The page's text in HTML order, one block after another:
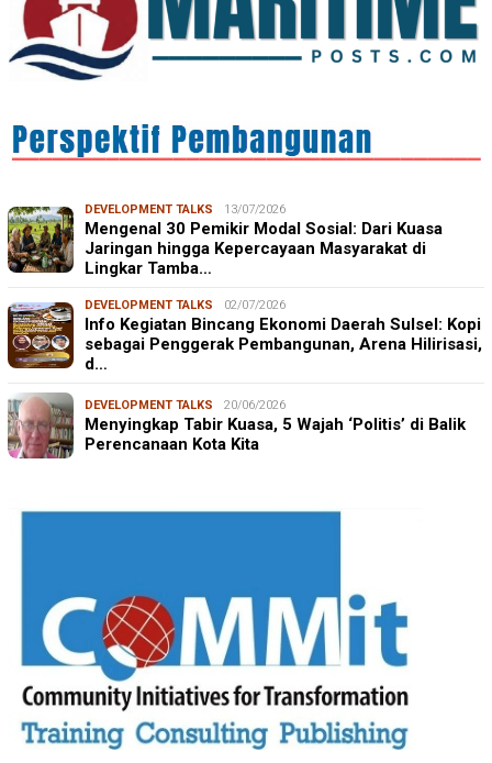
DEVELOPMENT TALKS 13/07/2026
Mengenal 30 Pemikir Modal Sosial: Dari Kuasa
Jaringan hingga Kepercayaan Masyarakat di
Lingkar Tamba…
DEVELOPMENT TALKS 02/07/2026
Info Kegiatan Bincang Ekonomi Daerah Sulsel: Kopi
sebagai Penggerak Pembangunan, Arena Hilirisasi,
d…
DEVELOPMENT TALKS 20/06/2026
Menyingkap Tabir Kuasa, 5 Wajah ‘Politis’ di Balik
Perencanaan Kota Kita